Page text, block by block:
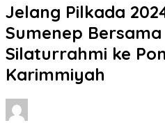
Jelang Pilkada
Sumenep
Silaturrahmi ke
Karimmiyah